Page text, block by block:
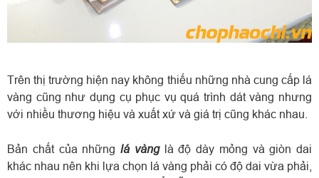
Trên thị trường hiện nay không thiếu những nhà cung cấp lá
vàng cũng như dụng cụ phục vụ quá trình dát vàng nhưng
với nhiều thương hiệu và xuất xứ và giá trị cũng khác nhau.
Bản chất của những lá vànglà độ dày mỏng và giòn dai
khác nhau nên khi lựa chọn lá vàng phải có độ dai vừa phải,